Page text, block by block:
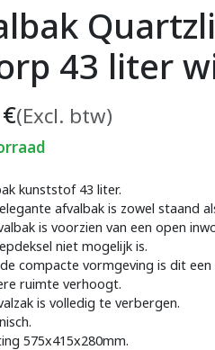
43 liter
€(Excl. btw)
kunststof 43 liter.
afvalbak is zowel staand
is voorzien van een open
niet mogelijk is.
compacte vormgeving is dit
ruimte verhoogt.
is volledig te verbergen.
575x415x280mm.